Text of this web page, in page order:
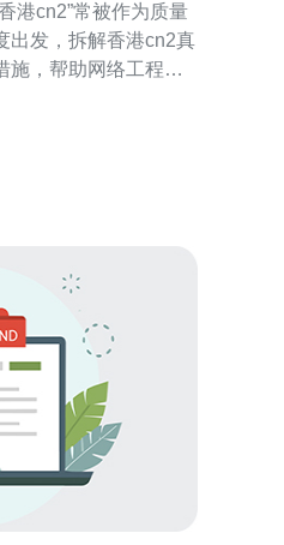
港cn2”常被作为质量
出发，拆解香港cn2真
施，帮助网络工程师
CN2通常指中国电信